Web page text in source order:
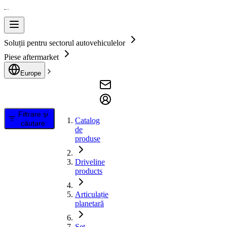
Soluții pentru sectorul autovehiculelor
Piese aftermarket
Europe
Filtrare și
căutare
Catalog
de
produse
Driveline
products
Articulație
planetară